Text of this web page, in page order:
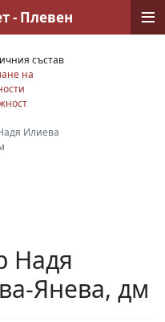
състав
на
Илиева
Надя
Янева, дм
- Плевен ≡